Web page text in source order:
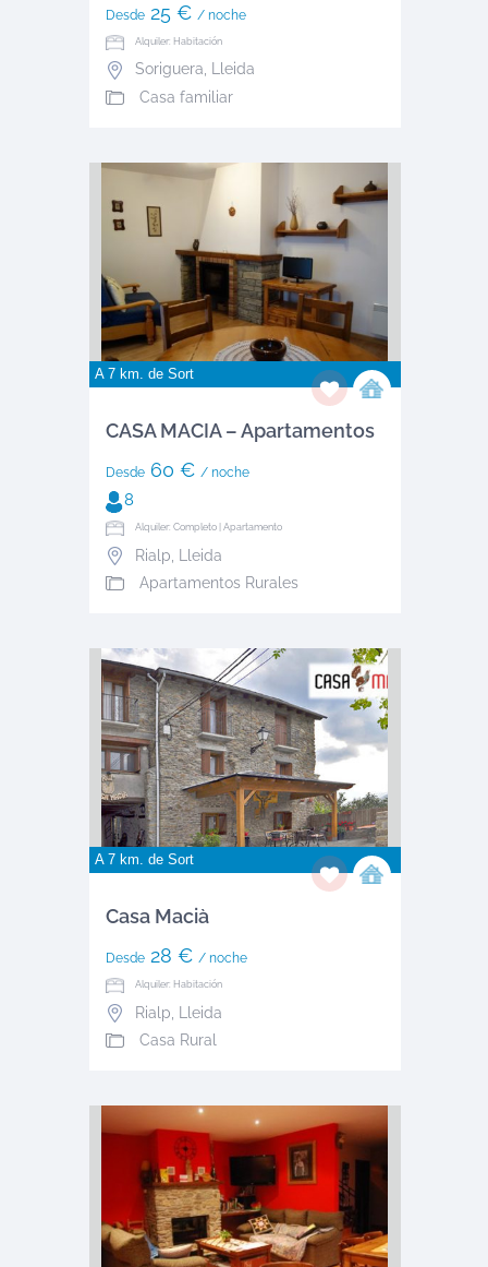
Desde25 € / noche
Alquiler: Habitación
Soriguera, Lleida
Casa familiar
A 7 km. de Sort
CASA MACIA – Apartamentos
Desde60 € / noche
8
Alquiler: Completo | Apartamento
Rialp Lleida
Apartamentos Rurales
A 7 km. de Sort
Casa Macià
Desde28 € / noche
Alquiler: Habitación
Rialp
Lleida
Casa Rural